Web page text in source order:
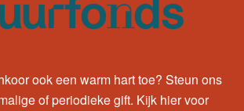
ook een warm hart toe? Steun ons
of periodieke gift. Kijk hiervoor